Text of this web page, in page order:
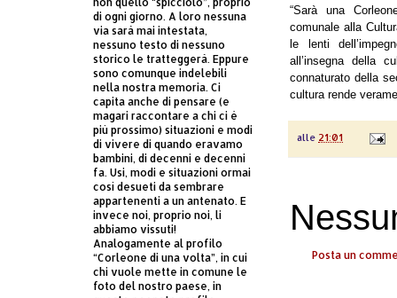
“Sarà una
comunale alla
le lenti
all’insegna della
connaturato della
cultura rende
alle 21:01
Posta un
di ogni giorno. A loro nessuna
via sarà mai intestata,
nessuno testo di nessuno
storico le tratteggerà. Eppure
sono comunque indelebili
nella nostra memoria. Ci
capita anche di pensare (e
magari raccontare a chi ci è
più prossimo) situazioni e modi
di vivere di quando eravamo
bambini, di decenni e decenni
fa. Usi, modi e situazioni ormai
così desueti da sembrare
appartenenti a un antenato. E
invece noi, proprio noi, li
abbiamo vissuti!
Analogamente al profilo
“Corleone di una volta”, in cui
chi vuole mette in comune le
foto del nostro paese, in